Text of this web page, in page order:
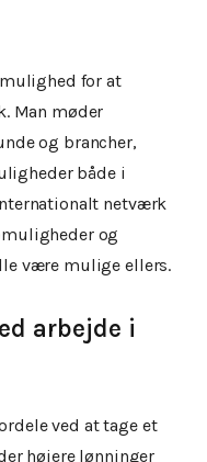
for at
Man møder
og brancher,
både i
netværk
og
være mulige ellers.
arbejde i
ved at tage et
højere lønninger